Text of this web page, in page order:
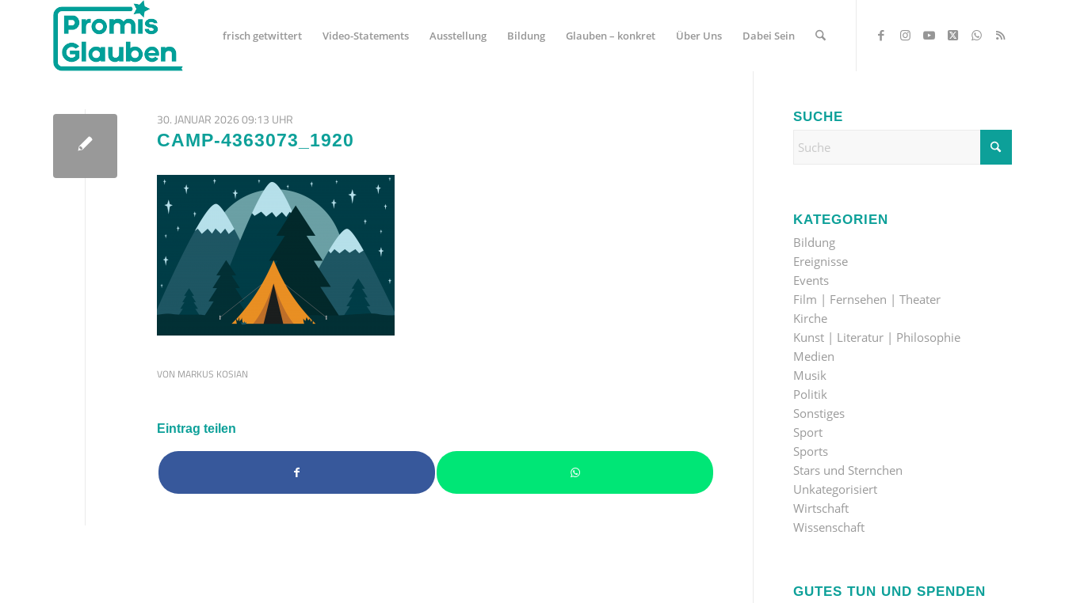
frisch getwittert Video-Statements Ausstellung Bildung Glauben – konkret Über Uns Dabei Sein
30. JANUAR 2026 09:13 UHR
CAMP-4363073_1920
VON MARKUS KOSIAN
Eintrag teilen
SUCHE
KATEGORIEN
Bildung
Ereignisse
Events
Film | Fernsehen | Theater
Kirche
Kunst | Literatur | Philosophie
Medien
Musik
Politik
Sonstiges
Sport
Sports
Stars und Sternchen
Unkategorisiert
Wirtschaft
Wissenschaft
GUTES TUN UND SPENDEN